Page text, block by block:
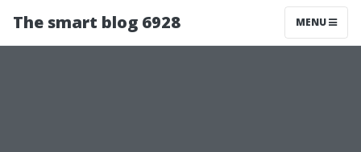
The smart blog 6928 MENU